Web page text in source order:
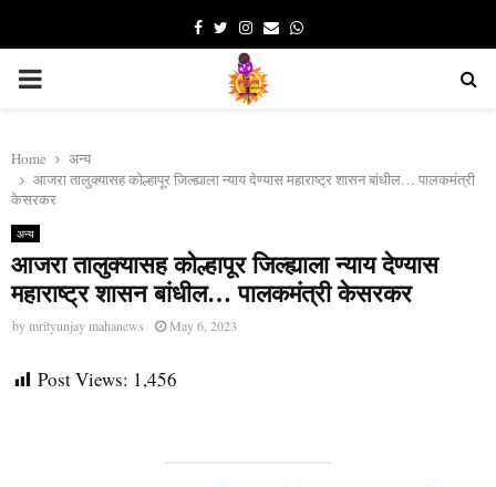
Facebook
TwitterInstagram
EmailWhatsapp
PRIMARY
Home
अन्य
आजरा तालुक्यासह कोल्हापूर जिल्ह्याला न्याय देण्यास महाराष्ट्र शासन बांधील… पालकमंत्री
केसरकर
अन्य
आजरा तालुक्यासह कोल्हापूर जिल्ह्याला न्याय देण्यास
महाराष्ट्र शासन बांधील… पालकमंत्री केसरकर
by mrityunjay mahanews May 6, 2023
Post Views: 1,456